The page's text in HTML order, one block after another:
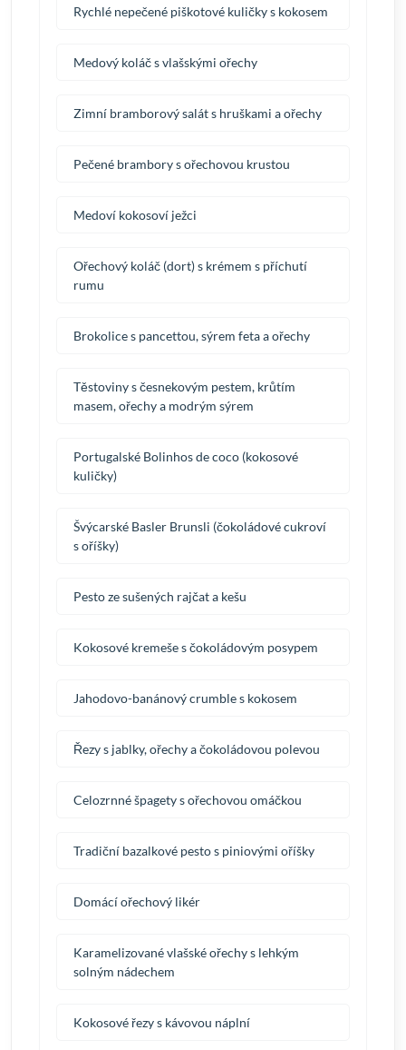
Rychlé nepečené piškotové kuličky s kokosem
Medový koláč s vlašskými ořechy
Zimní bramborový salát s hruškami a ořechy
Pečené brambory s ořechovou krustou
Medoví kokosoví ježci
Ořechový koláč (dort) s krémem s příchutí
rumu
Brokolice s pancettou, sýrem feta a ořechy
Těstoviny s česnekovým pestem, krůtím
masem, ořechy a modrým sýrem
Portugalské Bolinhos de coco (kokosové
kuličky)
Švýcarské Basler Brunsli (čokoládové cukroví
s oříšky)
Pesto ze sušených rajčat a kešu
Kokosové kremeše s čokoládovým posypem
Jahodovo-banánový crumble s kokosem
Řezy s jablky, ořechy a čokoládovou polevou
Celozrnné špagety s ořechovou omáčkou
Tradiční bazalkové pesto s piniovými oříšky
Domácí ořechový likér
Karamelizované vlašské ořechy s lehkým
solným nádechem
Kokosové řezy s kávovou náplní